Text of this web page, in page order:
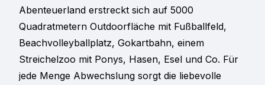
Abenteuerland erstreckt sich auf 5000
Quadratmetern Outdoorfläche mit Fußballfeld,
Beachvolleyballplatz, Gokartbahn, einem
Streichelzoo mit Ponys, Hasen, Esel und Co. Für
jede Menge Abwechslung sorgt die liebevolle